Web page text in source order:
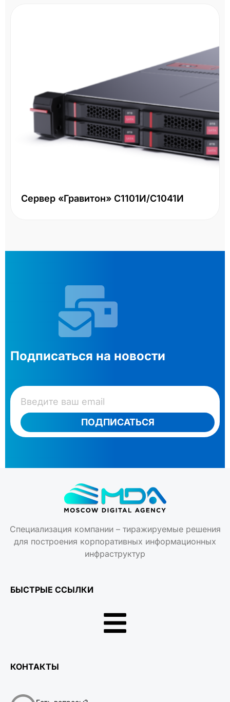
Сервер «Гравитон» С1101И/С1041И
Подписаться на новости
ПОДПИСАТЬСЯ
Специализация компании – тиражируемые решения
для построения корпоративных информационных
инфраструктур
БЫСТРЫЕ ССЫЛКИ
КОНТАКТЫ